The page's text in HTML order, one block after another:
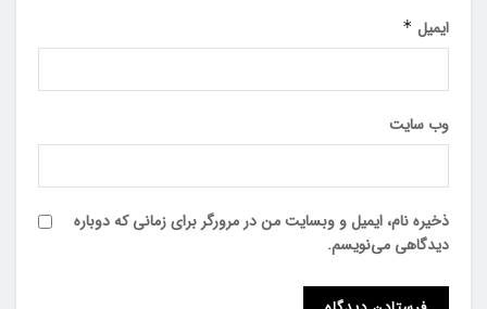
ایمیل *
وب‌ سایت
ذخیره نام، ایمیل و وبسایت من در مرورگر برای زمانی که دوباره
دیدگاهی می‌نویسم.